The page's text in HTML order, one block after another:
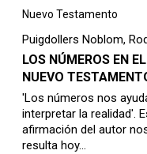
Puigdollers Noblom,
LOS NÚMEROS EN EL
NUEVO
'Los números nos
interpretar la realidad'.
afirmación del autor
resulta hoy…